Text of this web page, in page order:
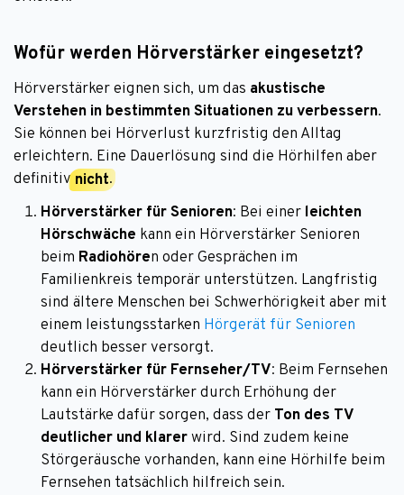
Wofür werden Hörverstärker eingesetzt?
Hörverstärker eignen sich, um das akustische
Verstehen in bestimmten Situationen zu verbessern.
Sie können bei Hörverlust kurzfristig den Alltag
erleichtern. Eine Dauerlösung sind die Hörhilfen aber
definitivnicht.
Hörverstärker für Senioren: Bei einer leichten
Hörschwäche kann ein Hörverstärker Senioren
beim Radiohören oder Gesprächen im
Familienkreis temporär unterstützen. Langfristig
sind ältere Menschen bei Schwerhörigkeit aber mit
einem leistungsstarken Hörgerät für Senioren
deutlich besser versorgt.
Hörverstärker für Fernseher/TV: Beim Fernsehen
kann ein Hörverstärker durch Erhöhung der
Lautstärke dafür sorgen, dass der Ton des TV
deutlicher und klarerwird. Sind zudem keine
Störgeräusche vorhanden, kann eine Hörhilfe beim
Fernsehen tatsächlich hilfreich sein.